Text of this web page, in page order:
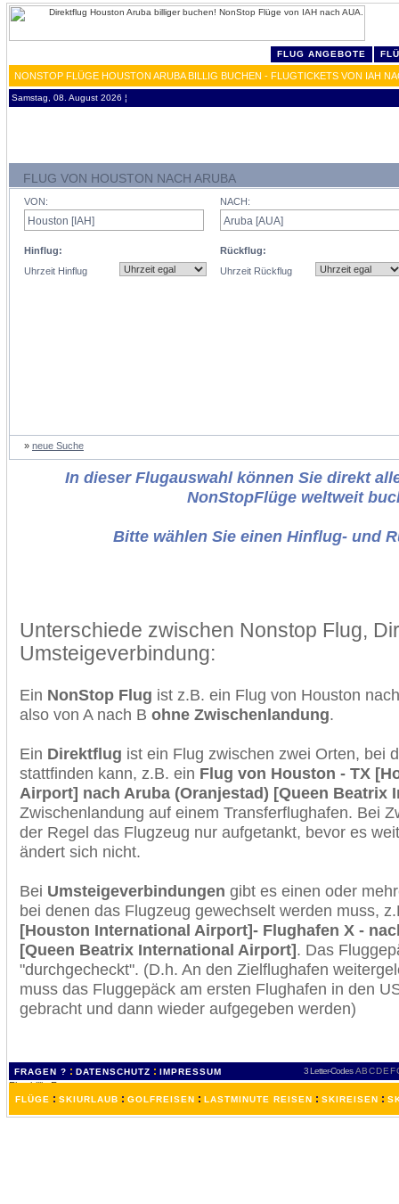
FLUG ANGEBOTE
NONSTOP FLÜGE HOUSTON ARUBA BILLIG BUCHEN - FLUGTICKETS VON IAH
Samstag, 08. August 2026 ¦
FLUG VON HOUSTON NACH ARUBA
VON:
Hinflug:
Uhrzeit Hinflug
NACH:
Rückflug:
Uhrzeit Rückflug
» neue Suche
In dieser Flugauswahl können Sie direkt
NonStopFlüge weltweit
Bitte wählen Sie einen Hinflug- und
Unterschiede zwischen Nonstop Flug,
Umsteigeverbindung:
Ein NonStop Flug ist z.B. ein Flug von Houston
also von A nach B ohne Zwischenlandung.
Ein Direktflug ist ein Flug zwischen zwei Orten, bei
stattfinden kann, z.B. ein Flug von Houston - TX
Airport] nach Aruba (Oranjestad) [Queen Beatrix
Zwischenlandung auf einem Transferflughafen. Bei
der Regel das Flugzeug nur aufgetankt, bevor es
ändert sich nicht.
Bei Umsteigeverbindungen gibt es einen oder
bei denen das Flugzeug gewechselt werden muss,
[Houston International Airport]- Flughafen X -
[Queen Beatrix International Airport]. Das
"durchgecheckt". (D.h. An den Zielflughafen
muss das Fluggepäck am ersten Flughafen in den
gebracht und dann wieder aufgegeben werden)
FRAGEN ? : DATENSCHUTZ : IMPRESSUM 3 Letter-Codes ABCDEF
FLÜGE : SKIURLAUB : GOLFREISEN : LASTMINUTE REISEN : SKIREISEN :